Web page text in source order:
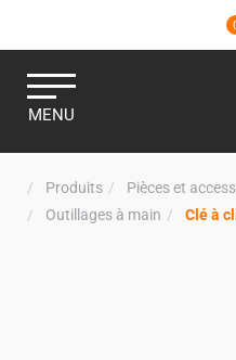
MENU
Produits Pièces et
Outillages à main
Clé à